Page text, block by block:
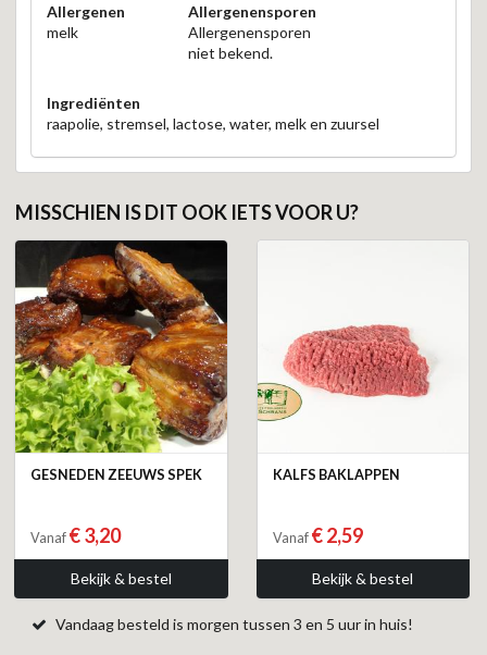
Allergenen
melk
Allergenensporen
Allergenensporen
niet bekend.
Ingrediënten
raapolie, stremsel, lactose, water, melk en zuursel
MISSCHIEN IS DIT OOK IETS VOOR U?
GESNEDEN ZEEUWS SPEK
Vanaf € 3,20
Bekijk & bestel
KALFS BAKLAPPEN
Vanaf € 2,59
Bekijk & bestel
Vandaag besteld is morgen tussen 3 en 5 uur in huis!